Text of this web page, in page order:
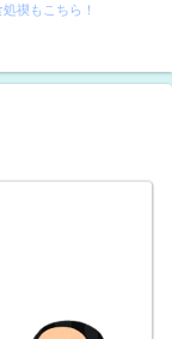
禊もこちら！